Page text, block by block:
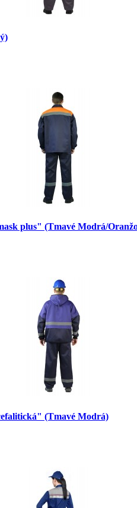
plus" (Tmavé Modrá/
(Tmavé Modrá)